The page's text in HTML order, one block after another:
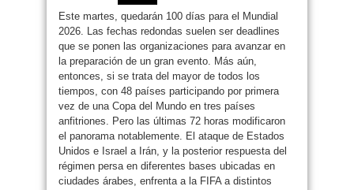
Este martes, quedarán 100 días para el Mundial
2026. Las fechas redondas suelen ser deadlines
que se ponen las organizaciones para avanzar en
la preparación de un gran evento. Más aún,
entonces, si se trata del mayor de todos los
tiempos, con 48 países participando por primera
vez de una Copa del Mundo en tres países
anfitriones. Pero las últimas 72 horas modificaron
el panorama notablemente. El ataque de Estados
Unidos e Israel a Irán, y la posterior respuesta del
régimen persa en diferentes bases ubicadas en
ciudades árabes, enfrenta a la FIFA a distintos